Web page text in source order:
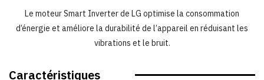
Le moteur Smart Inverter de LG optimise la consommation
d’énergie et améliore la durabilité de l’appareil en réduisant les
vibrations et le bruit.
Caractéristiques